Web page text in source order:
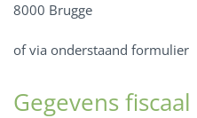
8000 Brugge
of via onderstaand formulier
Gegevens